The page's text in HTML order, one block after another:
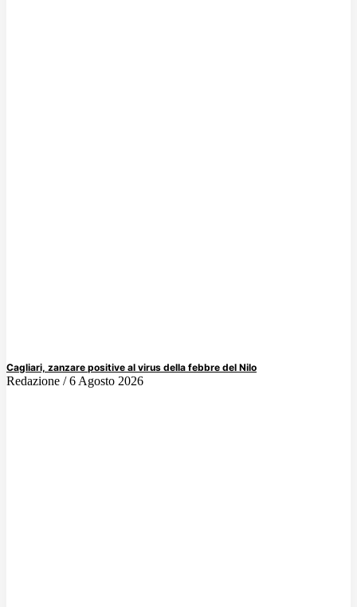
Cagliari, zanzare positive al virus della febbre del Nilo
Redazione 6 Agosto 2026